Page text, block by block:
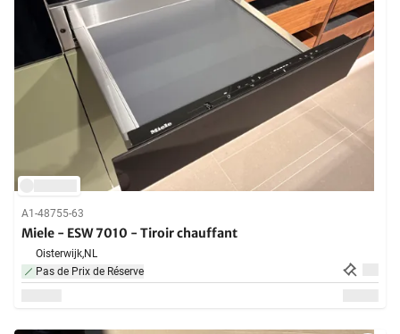
A1-48755-63
Miele - ESW 7010 - Tiroir chauffant
Oisterwijk,NL
Pas de Prix de Réserve